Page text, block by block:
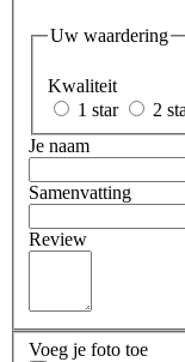
Uw waardering
Kwaliteit
1 star
2
Je naam
Samenvatting
Review
Voeg je foto toe